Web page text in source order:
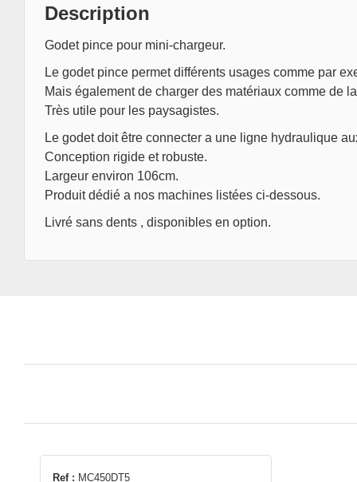
Description
Godet pince pour mini-chargeur.
Le godet pince permet différents usages comme par
Mais également de charger des matériaux comme de
Très utile pour les paysagistes.
Le godet doit être connecter a une ligne hydraulique
Conception rigide et robuste.
Largeur environ 106cm.
Produit dédié a nos machines listées ci-dessous.
Livré sans dents , disponibles en option.
Ref : MC450DT5